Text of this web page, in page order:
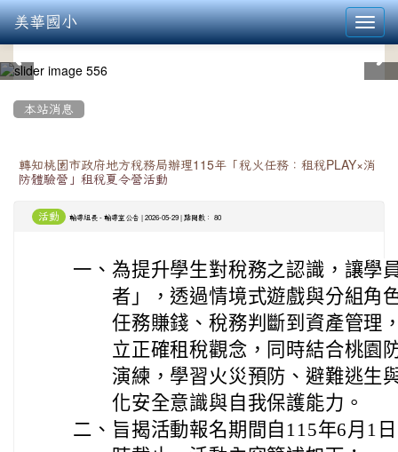
美華國小
本站消息
轉知桃園市政府地方稅務局辦理115年「稅火任務：租稅PLAY×消
防體驗營」租稅夏令營活動
活動 輔導組長 - 輔導室公告 | 2026-05-29 | 點閱數： 80
一、 為提升學生對稅務之認識，讓學
者」，透過情境式遊戲與分組角
任務賺錢、稅務判斷到資產管理
立正確租稅觀念，同時結合桃園
演練，學習火災預防、避難逃生
化安全意識與自我保護能力。
二、 旨揭活動報名期間自115年6月1